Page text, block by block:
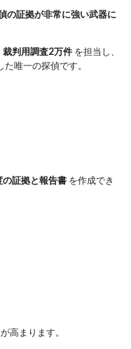
の証拠が非常に強い武器に
裁判用調査2万件 を担当し、
た唯一の探偵です。
の証拠と報告書 を作成でき
高まります。